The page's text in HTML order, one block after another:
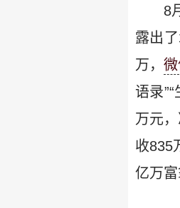
8
露出
万，
语录
万元
收835
亿万富